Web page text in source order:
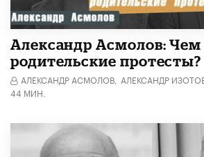
Александр Асмолов:
родительские протесты?
АЛЕКСАНДР АСМОЛОВ, АЛЕКСАНДР
44 МИН.